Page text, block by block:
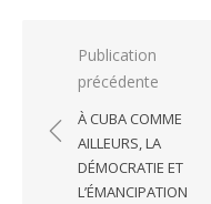
Navigation
l’article
Publication
précédente
À CUBA COMME
AILLEURS, LA
DÉMOCRATIE ET
L’ÉMANCIPATION